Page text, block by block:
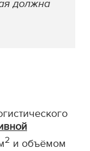
должна
2 и объёмом